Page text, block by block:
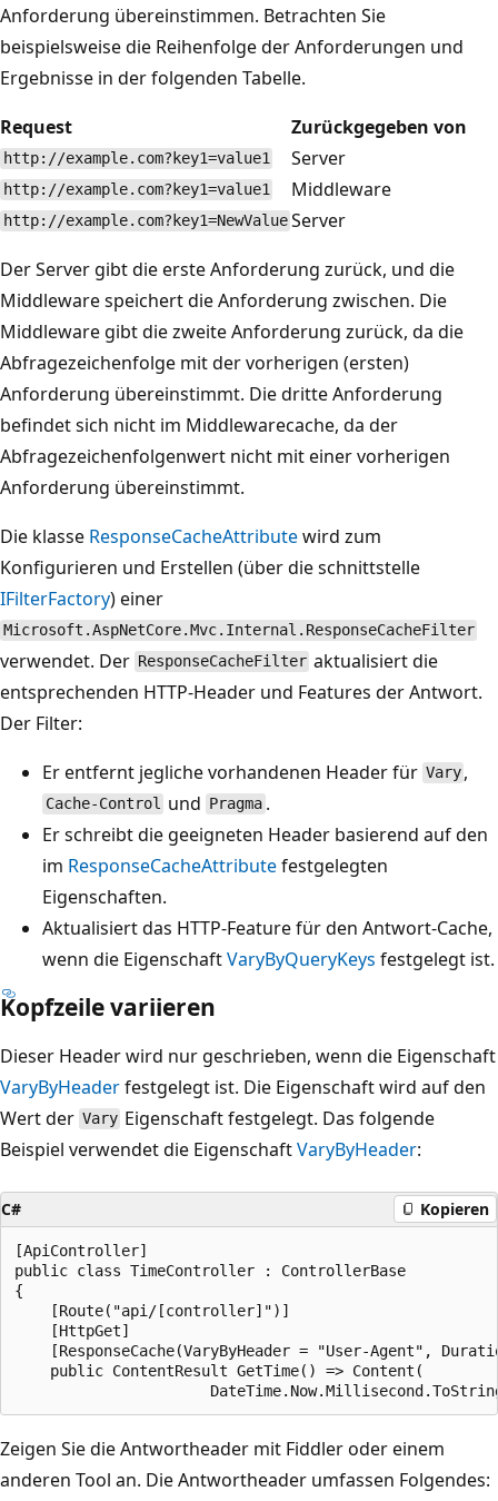
Anforderung übereinstimmen. Betrachten Sie
beispielsweise die Reihenfolge der Anforderungen und
Ergebnisse in der folgenden Tabelle.
Request
Zurückgegeben von
http://example.com?key1=value1 Server
http://example.com?key1=value1 Middleware
http://example.com?key1=NewValue Server
Der Server gibt die erste Anforderung zurück, und die
Middleware speichert die Anforderung zwischen. Die
Middleware gibt die zweite Anforderung zurück, da die
Abfragezeichenfolge mit der vorherigen (ersten)
Anforderung übereinstimmt. Die dritte Anforderung
befindet sich nicht im Middlewarecache, da der
Abfragezeichenfolgenwert nicht mit einer vorherigen
Anforderung übereinstimmt.
Die klasse ResponseCacheAttributewird zum
Konfigurieren und Erstellen (über die schnittstelle
IFilterFactory) einer
Microsoft.AspNetCore.Mvc.Internal.ResponseCacheFilter
verwendet. Der ResponseCacheFilter aktualisiert die
entsprechenden HTTP-Header und Features der Antwort.
Der Filter:
Er entfernt jegliche vorhandenen Header für Vary ,
Cache-Control und Pragma .
Er schreibt die geeigneten Header basierend auf den
im ResponseCacheAttributefestgelegten
Eigenschaften.
Aktualisiert das HTTP-Feature für den Antwort-Cache,
wenn die EigenschaftVaryByQueryKeys festgelegt ist.
Kopfzeile variieren
Dieser Header wird nur geschrieben, wenn die Eigenschaft
VaryByHeaderfestgelegt ist. Die Eigenschaft wird auf den
Wert der Vary Eigenschaft festgelegt. Das folgende
Beispiel verwendet die EigenschaftVaryByHeader:
C# Kopieren
[ApiController]
public class TimeController : ControllerBase
{
    [Route("api/[controller]")]
    [HttpGet]
[ResponseCache(VaryByHeader = "User-Agent",
    public ContentResult GetTime() => Content(
Zeigen Sie die Antwortheader mit Fiddler oder einem
anderen Tool an. Die Antwortheader umfassen Folgendes: